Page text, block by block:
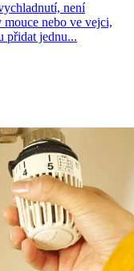
není
nebo ve vejci,
přidat jednu...